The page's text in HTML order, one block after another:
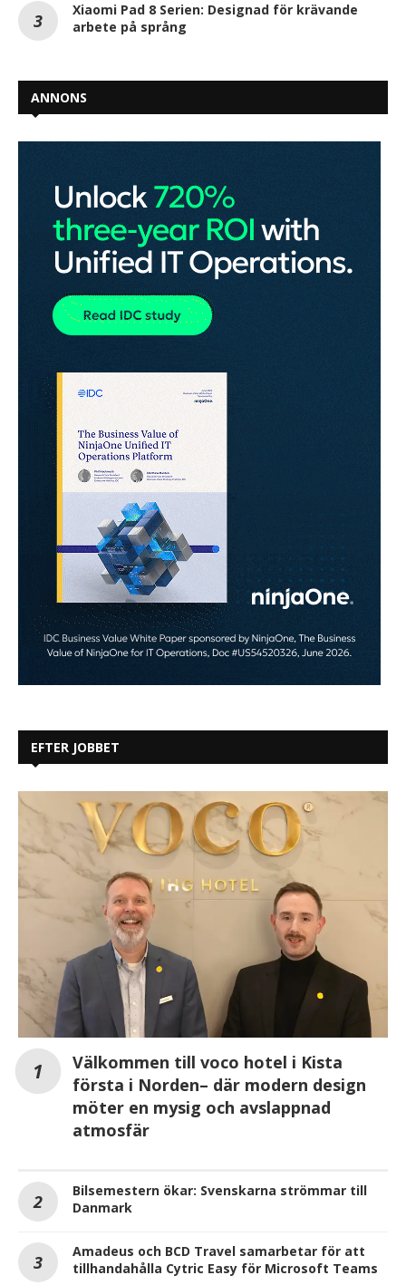
Xiaomi Pad 8 Serien: Designad för krävande
arbete på språng
ANNONS
EFTER JOBBET
Välkommen till voco hotel i Kista
första i Norden– där modern design
möter en mysig och avslappnad
atmosfär
Bilsemestern ökar: Svenskarna strömmar till
Danmark
Amadeus och BCD Travel samarbetar för att
tillhandahålla Cytric Easy för Microsoft Teams